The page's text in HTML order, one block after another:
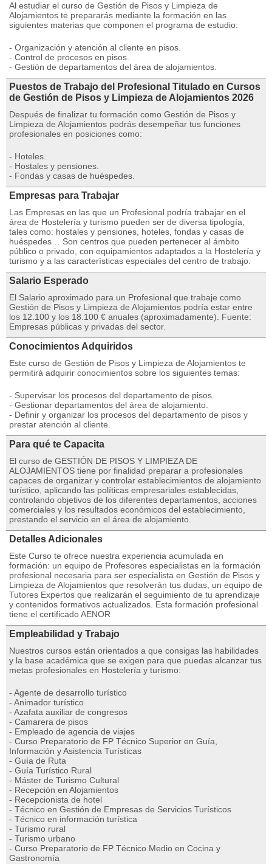
Al estudiar el curso de Gestión de Pisos y Limpieza de
Alojamientos te prepararás mediante la formación en las
siguientes materias que componen el programa de estudio:
- Organización y atención al cliente en pisos.
- Control de procesos en pisos.
- Gestión de departamentos del área de alojamientos.
Puestos de Trabajo del Profesional Titulado en Cursos
de Gestión de Pisos y Limpieza de Alojamientos 2026
Después de finalizar tu formación como Gestión de Pisos y
Limpieza de Alojamientos podrás desempeñar tus funciones
profesionales en posiciones como:
- Hoteles.
- Hostales y pensiones.
- Fondas y casas de huéspedes.
Empresas para Trabajar
Las Empresas en las que un Profesional podría trabajar en el
área de Hostelería y turismo pueden ser de diversa tipología,
tales como: hostales y pensiones, hoteles, fondas y casas de
huéspedes… Son centros que pueden pertenecer al ámbito
público o privado, con equipamientos adaptados a la Hostelería y
turismo y a las características especiales del centro de trabajo.
Salario Esperado
El Salario aproximado para un Profesional que trabaje como
Gestión de Pisos y Limpieza de Alojamientos podría estar entre
los 12.100 y los 18.100 € anuales (aproximadamente). Fuente:
Empresas públicas y privadas del sector.
Conocimientos Adquiridos
Este curso de Gestión de Pisos y Limpieza de Alojamientos te
permitirá adquirir conocimientos sobre los siguientes temas:
- Supervisar los procesos del departamento de pisos.
- Gestionar departamentos del área de alojamiento.
- Definir y organizar los procesos del departamento de pisos y
prestar atención al cliente.
Para qué te Capacita
El curso de GESTIÓN DE PISOS Y LIMPIEZA DE
ALOJAMIENTOS tiene por finalidad preparar a profesionales
capaces de organizar y controlar establecimientos de alojamiento
turístico, aplicando las políticas empresariales establecidas,
controlando objetivos de los diferentes departamentos, acciones
comerciales y los resultados económicos del establecimiento,
prestando el servicio en el área de alojamiento.
Detalles Adicionales
Este Curso te ofrece nuestra experiencia acumulada en
formación: un equipo de Profesores especialistas en la formación
profesional necesaria para ser especialista en Gestión de Pisos y
Limpieza de Alojamientos que resolverán tus dudas, un equipo de
Tutores Expertos que realizarán el seguimiento de tu aprendizaje
y contenidos formativos actualizados. Esta formación profesional
tiene el certificado AENOR
Empleabilidad y Trabajo
Nuestros cursos están orientados a que consigas las habilidades
y la base académica que se exigen para que puedas alcanzar tus
metas profesionales en Hostelería y turismo:
- Agente de desarrollo turístico
- Animador turístico
- Azafata auxiliar de congresos
- Camarera de pisos
- Empleado de agencia de viajes
- Curso Preparatorio de FP Técnico Superior en Guía,
Información y Asistencia Turísticas
- Guía de Ruta
- Guía Turístico Rural
- Máster de Turismo Cultural
- Recepción en Alojamientos
- Recepcionista de hotel
- Técnico en Gestión de Empresas de Servicios Turísticos
- Técnico en información turística
- Turismo rural
- Turismo urbano
- Curso Preparatorio de FP Técnico Medio en Cocina y
Gastronomía